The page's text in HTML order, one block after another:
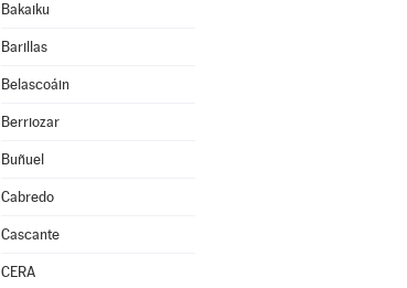
Bakaiku
Barillas
Belascoáin
Berriozar
Buñuel
Cabredo
Cascante
CERA